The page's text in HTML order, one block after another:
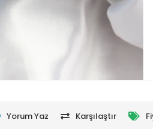
Yorum Yaz Karşılaştır